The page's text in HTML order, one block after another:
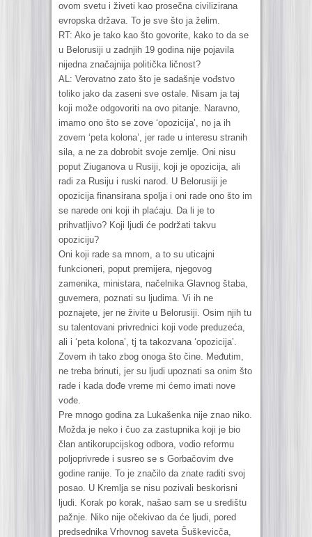
ovom svetu i živeti kao prosečna civilizirana
evropska država. To je sve što ja želim.
RT: Ako je tako kao što govorite, kako to da se
u Belorusiji u zadnjih 19 godina nije pojavila
nijedna značajnija politička ličnost?
AL: Verovatno zato što je sadašnje vođstvo
toliko jako da zaseni sve ostale. Nisam ja taj
koji može odgovoriti na ovo pitanje. Naravno,
imamo ono što se zove ‘opozicija’, no ja ih
zovem ‘peta kolona’, jer rade u interesu stranih
sila, a ne za dobrobit svoje zemlje. Oni nisu
poput Ziuganova u Rusiji, koji je opozicija, ali
radi za Rusiju i ruski narod. U Belorusiji je
opozicija finansirana spolja i oni rade ono što im
se narede oni koji ih plaćaju. Da li je to
prihvatljivo? Koji ljudi će podržati takvu
opoziciju?
Oni koji rade sa mnom, a to su uticajni
funkcioneri, poput premijera, njegovog
zamenika, ministara, načelnika Glavnog štaba,
guvernera, poznati su ljudima. Vi ih ne
poznajete, jer ne živite u Belorusiji. Osim njih tu
su talentovani privrednici koji vode preduzeća,
ali i ‘peta kolona’, tj ta takozvana ‘opozicija’.
Zovem ih tako zbog onoga što čine. Međutim,
ne treba brinuti, jer su ljudi upoznati sa onim što
rade i kada dođe vreme mi ćemo imati nove
vođe.
Pre mnogo godina za Lukašenka nije znao niko.
Možda je neko i čuo za zastupnika koji je bio
član antikorupcijskog odbora, vodio reformu
poljoprivrede i susreo se s Gorbačovim dve
godine ranije. To je značilo da znate raditi svoj
posao. U Kremlja se nisu pozivali beskorisni
ljudi. Korak po korak, našao sam se u središtu
pažnje. Niko nije očekivao da će ljudi, pored
predsednika Vrhovnog saveta Šuškevicča,